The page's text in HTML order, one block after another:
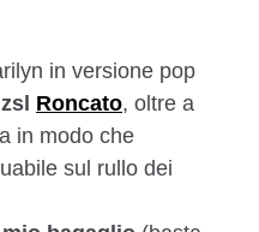
in versione pop
Roncato, oltre a
in modo che
sul rullo dei